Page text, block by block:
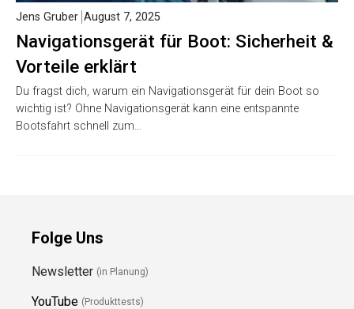
Navigationsgerät für Boot: Sicherheit &
Vorteile erklärt
Jens Gruber August 7, 2025
Du fragst dich, warum ein Navigationsgerät für dein Boot so
wichtig ist? Ohne Navigationsgerät kann eine entspannte
Bootsfahrt schnell zum…
Folge Uns
Newsletter (in Planung)
YouTube (Produkttests)